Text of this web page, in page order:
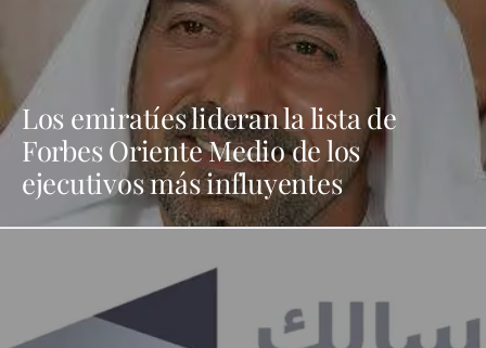
Los emiratíes lideran la lista de
Forbes Oriente Medio de los
ejecutivos más influyentes